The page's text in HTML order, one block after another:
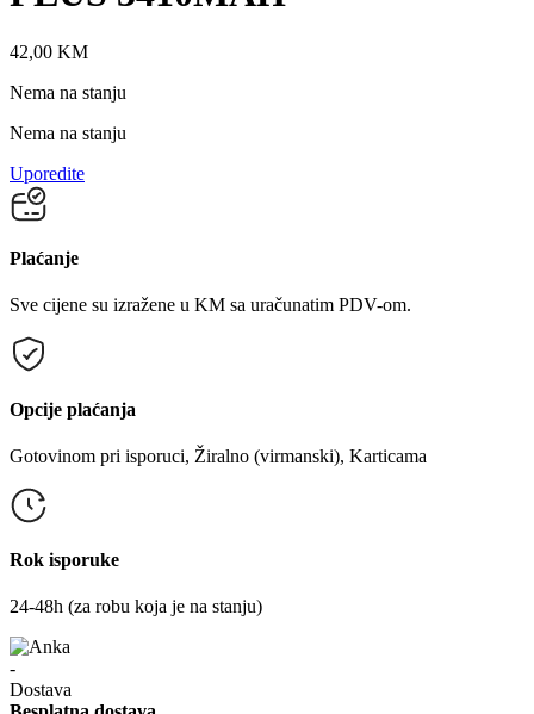
42,00 KM
Nema na stanju
Nema na stanju
Uporedite
Plaćanje
Sve cijene su izražene u KM sa uračunatim PDV-om.
Opcije plaćanja
Gotovinom pri isporuci, Žiralno (virmanski), Karticama
Rok isporuke
24-48h (za robu koja je na stanju)